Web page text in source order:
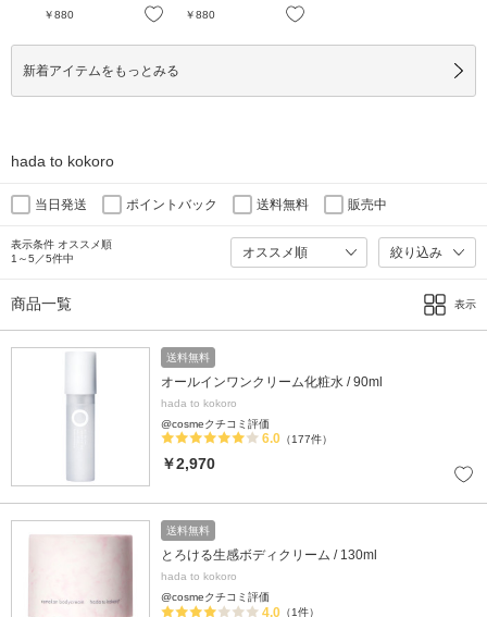
￥880 お気に入り
￥880
新着アイテムをもっとみる
hada to kokoro
当日発送 ポイントバック 送料無料 販売中
表示条件 オススメ順
1～5／5件中
絞り込み
商品一覧 表示
送料無料
オールインワンクリーム化粧水 / 90ml
hada to kokoro
@cosmeクチコミ評価
6.0 （177件）
￥2,970
送料無料
とろける生感ボディクリーム / 130ml
hada to kokoro
@cosmeクチコミ評価
4.0 （1件）